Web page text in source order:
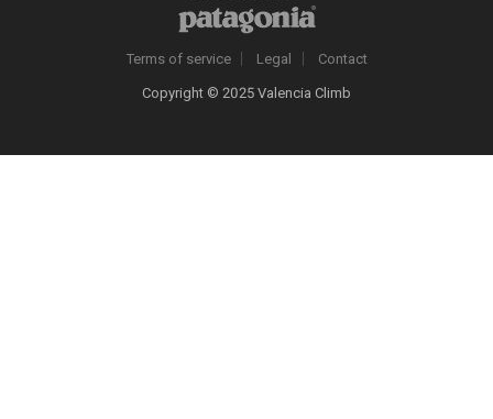
Terms of service Legal Contact
Copyright © 2025 Valencia Climb